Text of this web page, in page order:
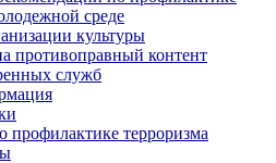
среде
культуры
противоправный контент
служб
профилактике терроризма